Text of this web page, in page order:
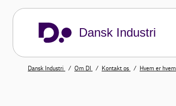
Dansk Industri
Dansk Industri Om DI Kontakt os Hvem er hvem